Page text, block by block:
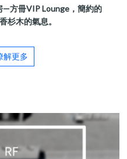
—方冊VIP Lounge，簡約的
杉木的氣息。
解更多